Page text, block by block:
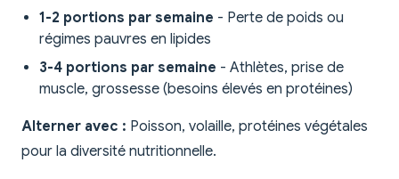
1-2 portions par semaine - Perte de poids ou
régimes pauvres en lipides
3-4 portions par semaine - Athlètes, prise de
muscle, grossesse (besoins élevés en protéines)
Alterner avec : Poisson, volaille, protéines végétales
pour la diversité nutritionnelle.